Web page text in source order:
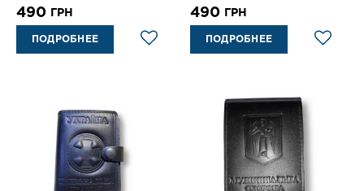
490 ГРН
ПОДРОБНЕЕ
490 ГРН
ПОДРОБНЕЕ